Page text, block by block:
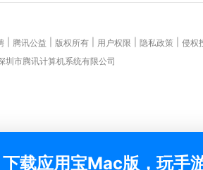
腾讯公益 版权所有 用户权限 隐私政策 侵权
圳市腾讯计算机系统有限公司
下载应用宝Mac版，玩手